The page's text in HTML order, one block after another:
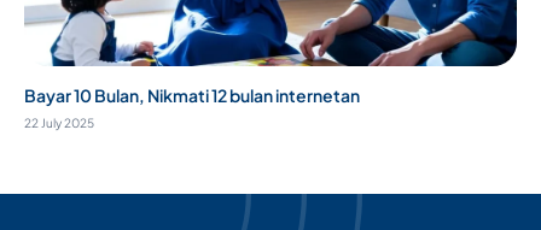
Bayar 10 Bulan, Nikmati 12 bulan internetan
22 July 2025